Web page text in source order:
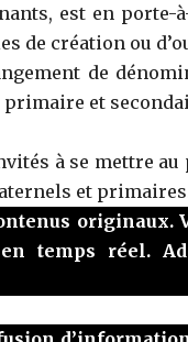
est en porte-
de création ou
de
et
à se mettre
et
temps réel.